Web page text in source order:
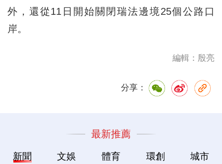
外，還從11日開始關閉瑞法邊境25個公路口
岸。
編輯：殷亮
分享：
最新推薦
新聞 文娛 體育 環創 城市